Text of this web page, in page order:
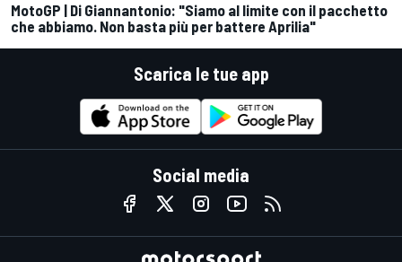
MotoGP | Di Giannantonio: "Siamo al limite con il pacchetto
che abbiamo. Non basta più per battere Aprilia"
Scarica le tue app
Social media